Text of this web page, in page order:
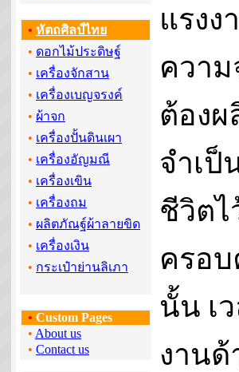
• หัตถศิลป์ไทย
• ดอกไม้ประดิษฐ์
• เครื่องจักสาน
• เครื่องเบญจรงค์
• ผ้าจก
• เครื่องปั้นดินเผา
• เครื่องอัญมณี
• เครื่องเขิน
• เครื่องถม
• ผลิตภัณฐ์ผ้าลายขิด
• เครื่องเงิน
• กระเป๋าย่านลิเภา
• Custom Pages
• About us
• Contact us
แรงง
ความ
ต้อง
จำเป็
ชีวิตไ
ครอบ
นั้น เ
งานด้